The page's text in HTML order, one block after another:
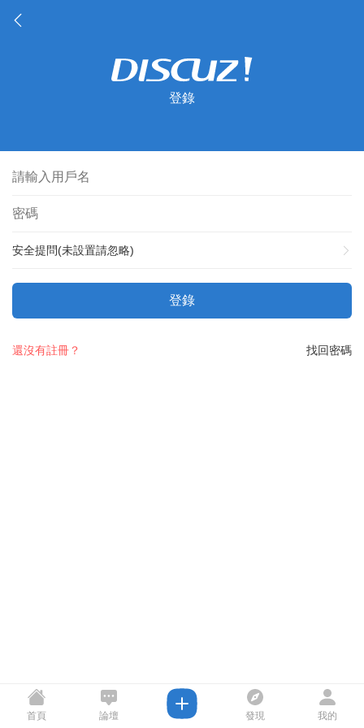
登錄
安全提問(未設置請忽略)
登錄
找回密碼
還沒有註冊？
首頁 論壇 發現 我的